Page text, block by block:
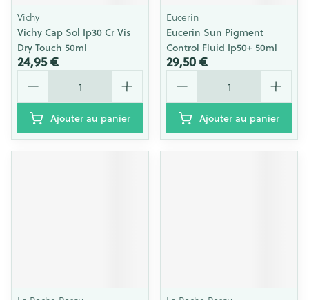
Vichy
Vichy Cap Sol Ip30 Cr Vis
Dry Touch 50ml
24,95 €
Quantité
Ajouter au panier
Eucerin
Eucerin Sun Pigment
Control Fluid Ip50+ 50ml
29,50 €
Quantité
Ajouter au panier